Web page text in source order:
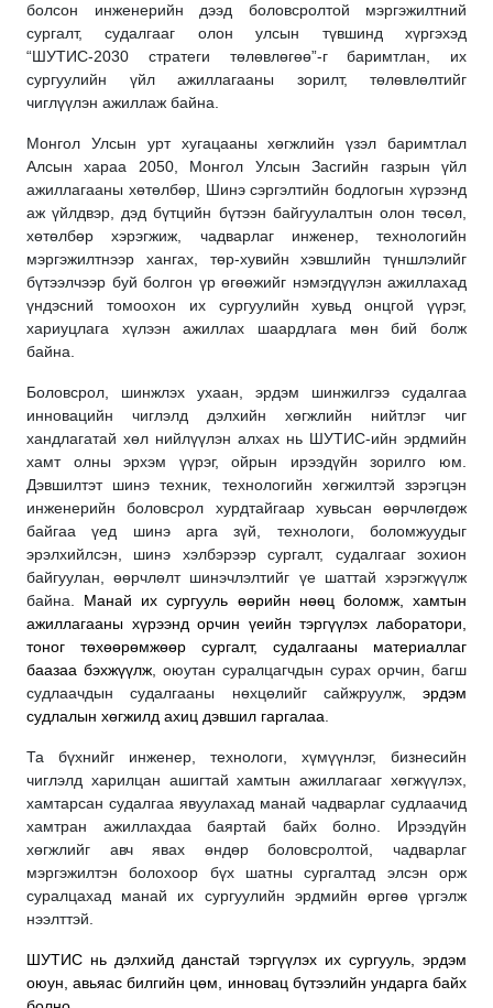
болсон инженерийн дээд боловсролтой мэргэжилтний
сургалт, судалгааг олон улсын түвшинд хүргэхэд
“ШУТИС-2030 стратеги төлөвлөгөө”-г баримтлан, их
сургуулийн үйл ажиллагааны зорилт, төлөвлөлтийг
чиглүүлэн ажиллаж байна.
Монгол Улсын урт хугацааны хөгжлийн үзэл баримтлал
Алсын хараа 2050, Монгол Улсын Засгийн газрын үйл
ажиллагааны хөтөлбөр, Шинэ сэргэлтийн бодлогын хүрээнд
аж үйлдвэр, дэд бүтцийн бүтээн байгуулалтын олон төсөл,
хөтөлбөр хэрэгжиж, чадварлаг инженер, технологийн
мэргэжилтнээр хангах, төр-хувийн хэвшлийн түншлэлийг
бүтээлчээр буй болгон үр өгөөжийг нэмэгдүүлэн ажиллахад
үндэсний томоохон их сургуулийн хувьд онцгой үүрэг,
хариуцлага хүлээн ажиллах шаардлага мөн бий болж
байна.
Боловсрол, шинжлэх ухаан, эрдэм шинжилгээ судалгаа
инновацийн чиглэлд дэлхийн хөгжлийн нийтлэг чиг
хандлагатай хөл нийлүүлэн алхах нь ШУТИС-ийн эрдмийн
хамт олны эрхэм үүрэг, ойрын ирээдүйн зорилго юм.
Дэвшилтэт шинэ техник, технологийн хөгжилтэй зэрэгцэн
инженерийн боловсрол хурдтайгаар хувьсан өөрчлөгдөж
байгаа үед шинэ арга зүй, технологи, боломжуудыг
эрэлхийлсэн, шинэ хэлбэрээр сургалт, судалгааг зохион
байгуулан, өөрчлөлт шинэчлэлтийг үе шаттай хэрэгжүүлж
байна. Манай их сургууль өөрийн нөөц боломж, хамтын
ажиллагааны хүрээнд орчин үеийн тэргүүлэх лаборатори,
тоног төхөөрөмжөөр сургалт, судалгааны материаллаг
баазаа бэхжүүлж, оюутан суралцагчдын сурах орчин, багш
судлаачдын судалгааны нөхцөлийг сайжруулж, эрдэм
судлалын хөгжилд ахиц дэвшил гаргалаа.
Та бүхнийг инженер, технологи, хүмүүнлэг, бизнесийн
чиглэлд харилцан ашигтай хамтын ажиллагааг хөгжүүлэх,
хамтарсан судалгаа явуулахад манай чадварлаг судлаачид
хамтран ажиллахдаа баяртай байх болно. Ирээдүйн
хөгжлийг авч явах өндөр боловсролтой, чадварлаг
мэргэжилтэн болохоор бүх шатны сургалтад элсэн орж
суралцахад манай их сургуулийн эрдмийн өргөө үргэлж
нээлттэй.
ШУТИС нь дэлхийд данстай тэргүүлэх их сургууль, эрдэм
оюун, авьяас билгийн цөм, инновац бүтээлийн ундарга байх